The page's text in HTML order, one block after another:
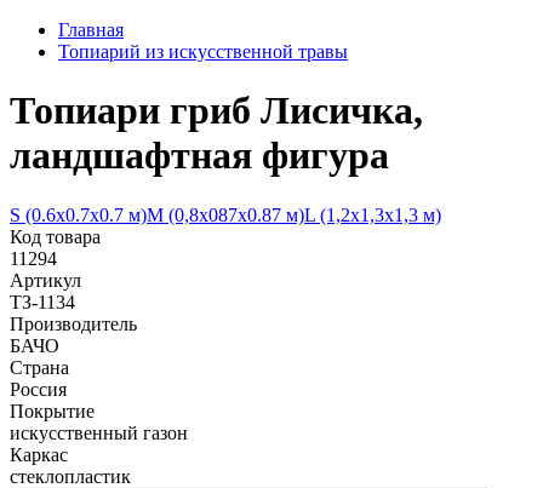
Главная
Топиарий из искусственной травы
Топиари гриб Лисичка,
ландшафтная фигура
S (0.6х0.7х0.7 м)М (0,8х087х0.87 м)L (1,2х1,3х1,3 м)
Код товара
11294
Артикул
ТЗ-1134
Производитель
БАЧО
Страна
Россия
Покрытие
искусственный газон
Каркас
стеклопластик